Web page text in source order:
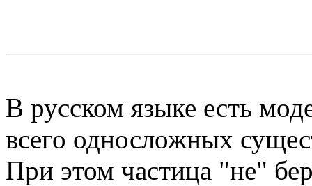
В русском языке есть
всего односложных
При этом частица "не"